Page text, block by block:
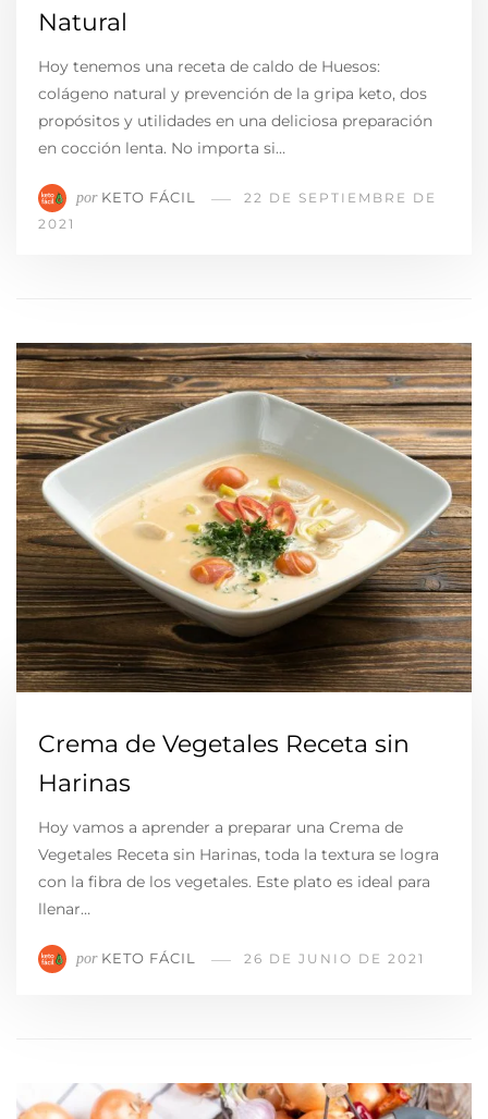
Natural
Hoy tenemos una receta de caldo de Huesos:
colágeno natural y prevención de la gripa keto, dos
propósitos y utilidades en una deliciosa preparación
en cocción lenta. No importa si…
por KETO FÁCIL
22 DE SEPTIEMBRE DE
2021
Crema de Vegetales Receta sin
Harinas
Hoy vamos a aprender a preparar una Crema de
Vegetales Receta sin Harinas, toda la textura se logra
con la fibra de los vegetales. Este plato es ideal para
llenar…
por KETO FÁCIL 26 DE JUNIO DE 2021